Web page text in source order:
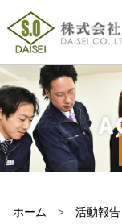
ホーム 活動報告